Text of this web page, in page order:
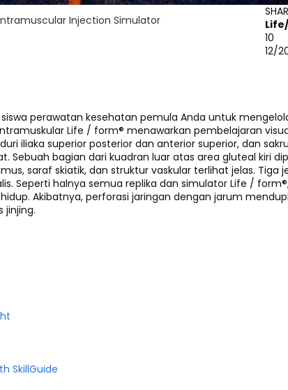
Injection Simulator
10
12/
perawatan kesehatan pemula Anda untuk
Life / form® menawarkan pembelajaran
iliaka superior posterior dan anterior superior, dan
Sebuah bagian dari kuadran luar atas area gluteal kiri
saraf skiatik, dan struktur vaskular terlihat jelas.
Seperti halnya semua replika dan simulator Life /
Akibatnya, perforasi jaringan dengan jarum
jinjing.
SkillGuide